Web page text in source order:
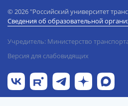
© 2026 "Российский университет
Сведения об образовательной
Учредитель: Министерство
Версия для слабовидящих